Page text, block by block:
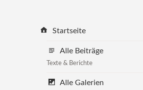
Startseite
Alle Beiträge
Texte & Berichte
Alle Galerien